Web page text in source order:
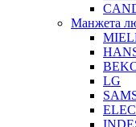
Манжета
LG